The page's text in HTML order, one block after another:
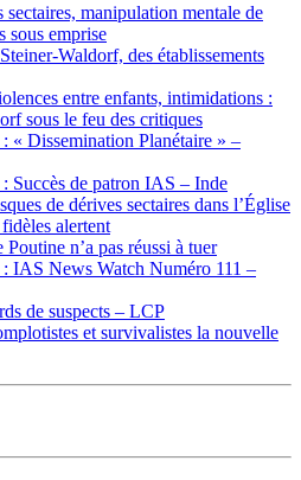
manipulation mentale de
sous emprise
Waldorf, des établissements
entre enfants, intimidations :
sous le feu des critiques
« Dissemination Planétaire » –
Succès de patron IAS – Inde
de dérives sectaires dans l’Église
alertent
n’a pas réussi à tuer
IAS News Watch Numéro 111 –
de suspects – LCP
et survivalistes la nouvelle